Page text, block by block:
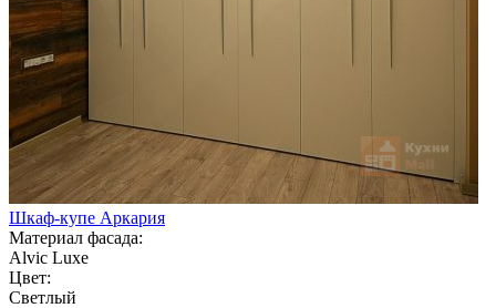
Шкаф-купе Аркария
Материал фасада:
Alvic Luxe
Цвет:
Светлый